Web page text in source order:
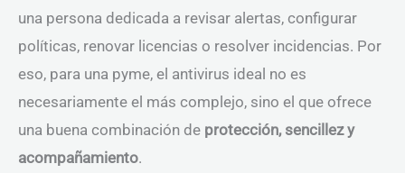
una persona dedicada a revisar alertas, configurar
políticas, renovar licencias o resolver incidencias. Por
eso, para una pyme, el antivirus ideal no es
necesariamente el más complejo, sino el que ofrece
una buena combinación de protección, sencillez y
acompañamiento.